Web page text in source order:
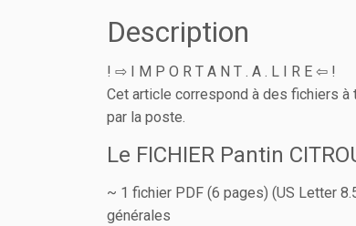
Description
! ⇨ I M P O R T A N T . A . L I R E ⇦ !
Cet article correspond à des fichiers à
par la poste.
Le FICHIER Pantin
~ 1 fichier PDF (6 pages) (US Letter
générales